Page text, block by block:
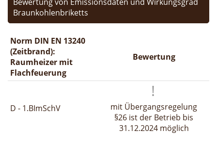
Braunkohlenbriketts
Norm DIN EN 13240
(Zeitbrand):
Raumheizer mit
Flachfeuerung
Bewertung
D - 1.BImSchV
mit Übergangsregelung
§26 ist der Betrieb bis
31.12.2024 möglich